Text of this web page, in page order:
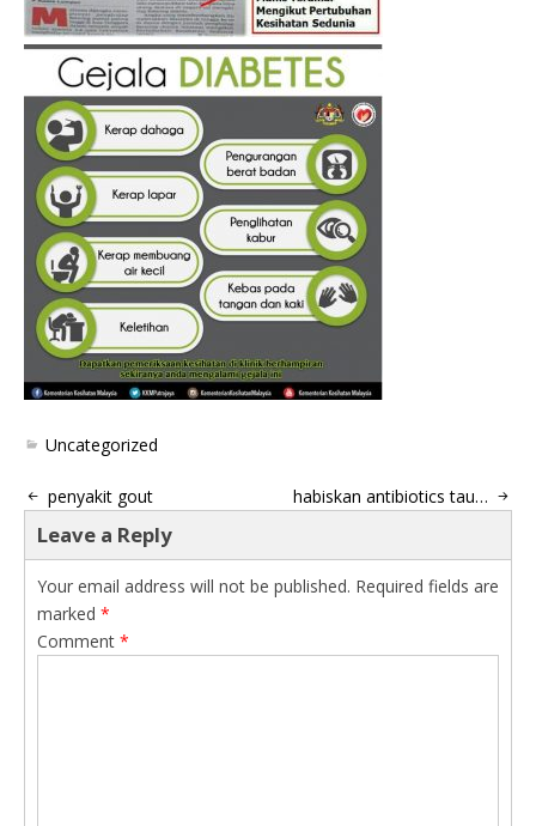
Uncategorized
penyakit gout habiskan antibiotics tau…
Leave a Reply
Your email address will not be published. Required fields are
marked *
Comment *